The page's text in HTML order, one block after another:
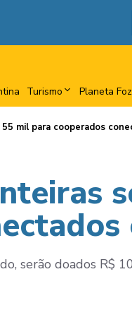
Turismo Planeta Foz
mil para cooperados
serão doados R$